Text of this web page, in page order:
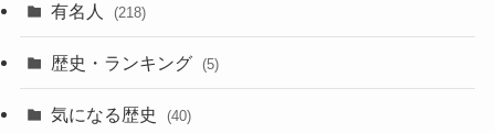
有名人 (218)
歴史・ランキング (5)
気になる歴史 (40)